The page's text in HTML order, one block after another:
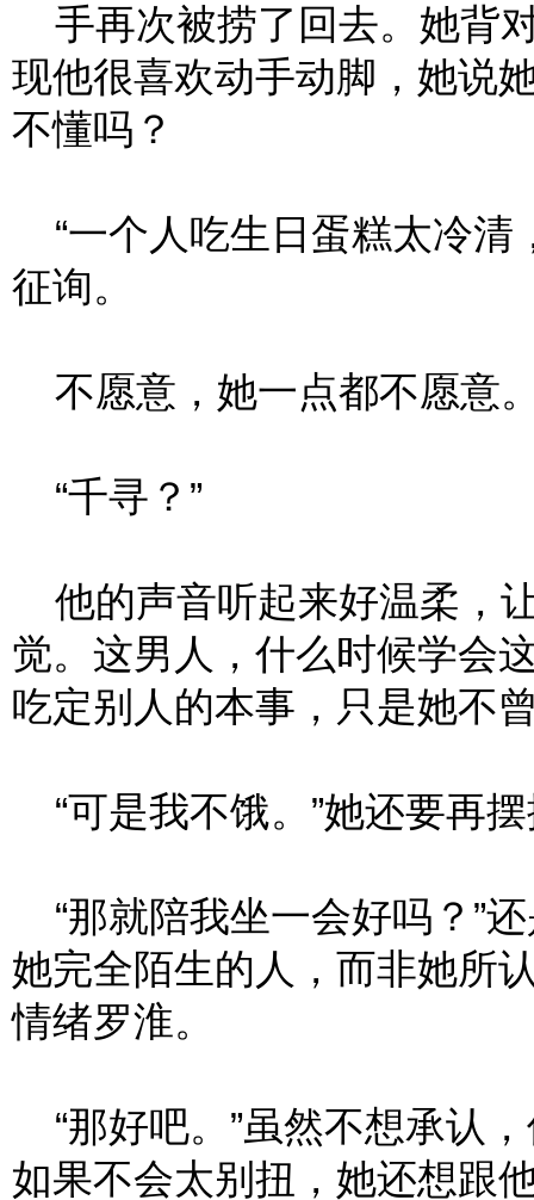
手再次被捞了回去。她背
现他很喜欢动手动脚，她说
不懂吗？
“一个人吃生日蛋糕太冷清
征询。
不愿意，她一点都不愿意
“千寻？”
他的声音听起来好温柔，
觉。这男人，什么时候学会
吃定别人的本事，只是她不
“可是我不饿。”她还要再
“那就陪我坐一会好吗？”
她完全陌生的人，而非她所
情绪罗淮。
“那好吧。”虽然不想承认
如果不会太别扭，她还想跟